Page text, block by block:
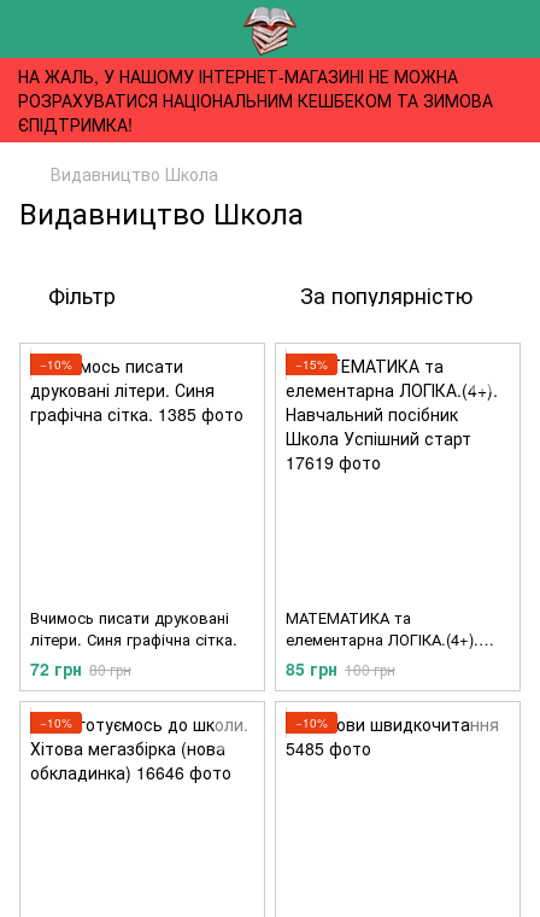
НА ЖАЛЬ, У НАШОМУ ІНТЕРНЕТ-МАГАЗИНІ НЕ МОЖНА
РОЗРАХУВАТИСЯ НАЦІОНАЛЬНИМ КЕШБЕКОМ ТА ЗИМОВА
ЄПІДТРИМКА!
Видавництво Школа
Видавництво Школа
Фільтр За популярністю
−10%
Вчимось писати друковані
літери. Синя графічна сітка.
72 грн 80 грн
−15%
МАТЕМАТИКА та
елементарна ЛОГІКА.(4+).
Навчальний посібник Школа
Успішний старт
85 грн 100 грн
−10% −10%